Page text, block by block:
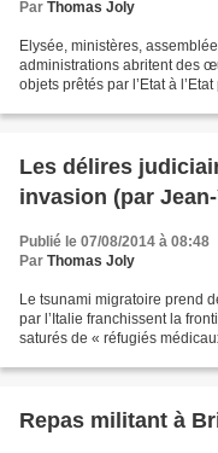
Par Thomas Joly
Elysée, ministères,
administrations abritent des
objets prêtés par l’Etat à
Les délires
invasion (par
Publié le 07/08/2014 à 08:48
Par Thomas Joly
Le tsunami migratoire prend
par l’Italie franchissent la
saturés de « réfugiés
Repas militant à